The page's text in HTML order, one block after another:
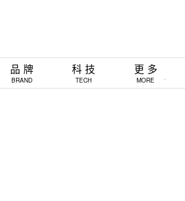
品 牌
BRAND
科 技
TECH
更 多
MORE